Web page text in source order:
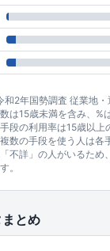
和2年国勢調査 従業地
は15歳未満を含み、%
段の利用率は15歳以上
数の手段を使う人は各
不詳」の人がいるため
。
とめ